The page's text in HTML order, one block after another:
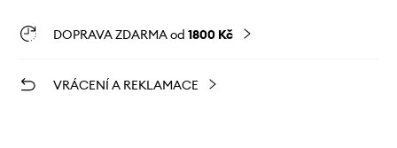
DOPRAVA ZDARMA od 1800 Kč
VRÁCENÍ A REKLAMACE